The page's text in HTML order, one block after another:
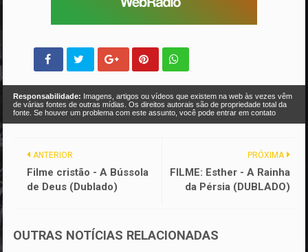
Responsabilidade: Imagens, artigos ou vídeos que existem na web às vezes vêm
de várias fontes de outras mídias. Os direitos autorais são de propriedade total da
fonte. Se houver um problema com este assunto, você pode entrar em contato
PRÓXIMA
FILME: Esther - A Rainha
da Pérsia (DUBLADO)
ANTERIOR
Filme cristão - A Bússola
de Deus (Dublado)
OUTRAS NOTÍCIAS RELACIONADAS